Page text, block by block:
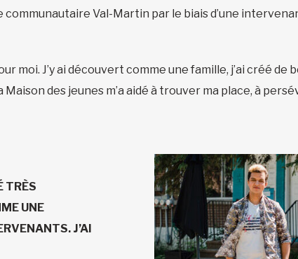
Val-Martin par le biais d’une
J’y ai découvert comme une famille, j’ai créé de
des jeunes m’a aidé à trouver ma place, à
TRÈS
UNE
J’AI